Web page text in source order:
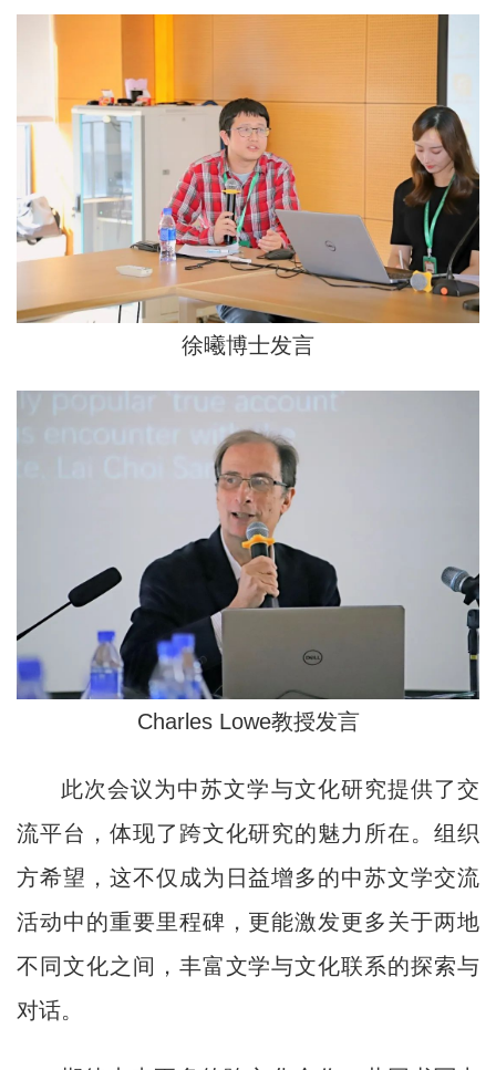
徐曦博士发言
Charles Lowe教授发言
此次会议为中苏文学与文化研究提供了交
流平台，体现了跨文化研究的魅力所在。组织
方希望，这不仅成为日益增多的中苏文学交流
活动中的重要里程碑，更能激发更多关于两地
不同文化之间，丰富文学与文化联系的探索与
对话。